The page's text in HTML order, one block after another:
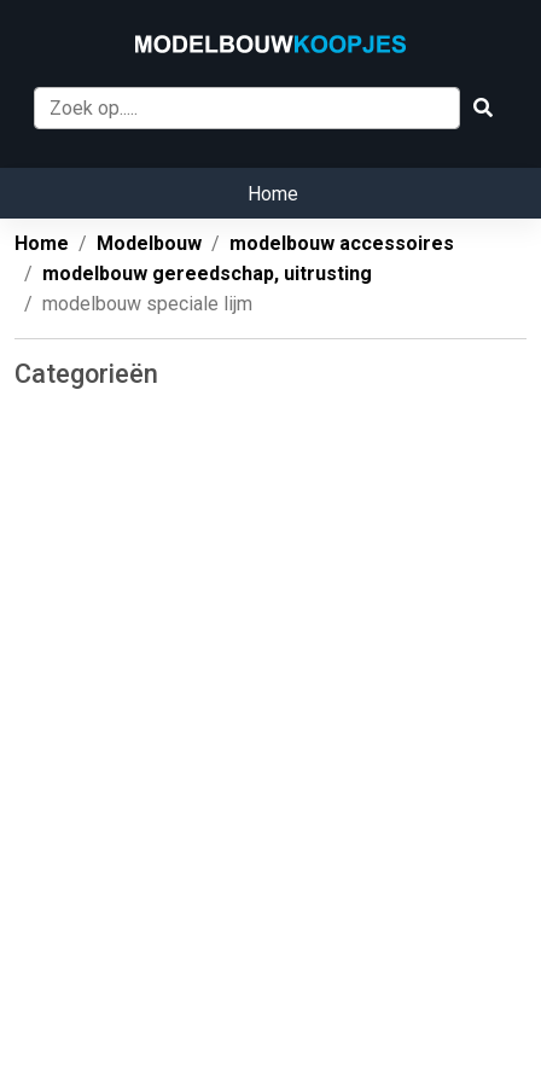
Home
Home Modelbouw
modelbouw accessoires
modelbouw gereedschap, uitrusting
modelbouw speciale lijm
Categorieën